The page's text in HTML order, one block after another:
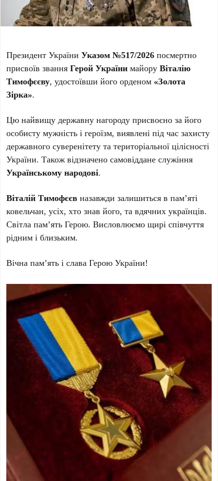
Президент УкраїниУказом №517/2026 посмертно
присвоїв званняГерой України майоруВіталію
Тимофєєву, удостоївши його орденом «Золота
Зірка».
Цю найвищу державну нагороду присвоєно за його
особисту мужність і героїзм, виявлені під час захисту
державного суверенітету та територіальної цілісності
України. Також відзначено самовіддане служіння
Українському народові.
Віталій Тимофєєв назавжди залишиться в пам’яті
ковельчан, усіх, хто знав його, та вдячних українців.
Світла пам’ять Герою. Висловлюємо щирі співчуття
рідним і близьким.
Вічна пам’ять і слава Герою України!